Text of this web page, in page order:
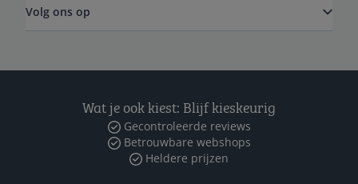
Volg ons op
Wat je ook kiest: Blijf kieskeurig
Gecontroleerde reviews
Betrouwbare webshops
Heldere prijzen